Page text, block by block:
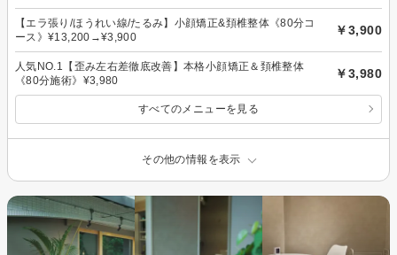
【エラ張り/ほうれい線/たるみ】小顔矯正&頚椎整体《80分コ
ース》¥13,200→¥3,900
￥3,900
人気NO.1【歪み左右差徹底改善】本格小顔矯正＆頚椎整体
《80分施術》¥3,980
￥3,980
すべてのメニューを見る
その他の情報を表示